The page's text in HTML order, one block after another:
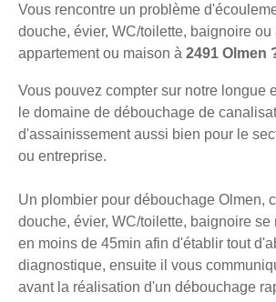
Vous rencontre un problème
douche, évier, WC/toilette, baignoire ou
appartement ou maison à 2491 Olmen
Vous pouvez compter sur notre longue
le domaine de débouchage de
d'assainissement aussi bien pour le
ou entreprise.
Un plombier pour débouchage Olmen,
douche, évier, WC/toilette, baignoire se
en moins de 45min afin d'établir tout
diagnostique, ensuite il vous
avant la réalisation d'un débouchage